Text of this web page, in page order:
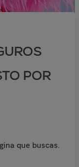
POR
que buscas.